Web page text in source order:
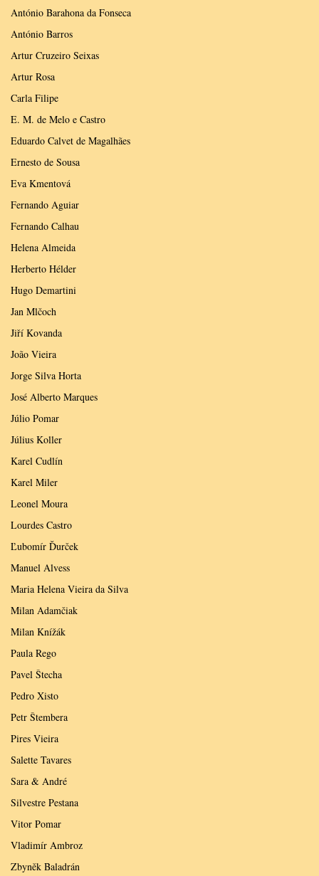
António Barahona da Fonseca
António Barros
Artur Cruzeiro Seixas
Artur Rosa
Carla Filipe
E. M. de Melo e Castro
Eduardo Calvet de Magalhães
Ernesto de Sousa
Eva Kmentová
Fernando Aguiar
Fernando Calhau
Helena Almeida
Herberto Hélder
Hugo Demartini
Jan Mlčoch
Jiří Kovanda
João Vieira
Jorge Silva Horta
José Alberto Marques
Júlio Pomar
Július Koller
Karel Cudlín
Karel Miler
Leonel Moura
Lourdes Castro
Ľubomír Ďurček
Manuel Alvess
Maria Helena Vieira da Silva
Milan Adamčiak
Milan Knížák
Paula Rego
Pavel Štecha
Pedro Xisto
Petr Štembera
Pires Vieira
Salette Tavares
Sara & André
Silvestre Pestana
Vitor Pomar
Vladimír Ambroz
Zbyněk Baladrán